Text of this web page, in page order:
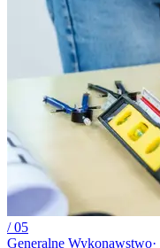
/05
Generalne Wykonawstwo·